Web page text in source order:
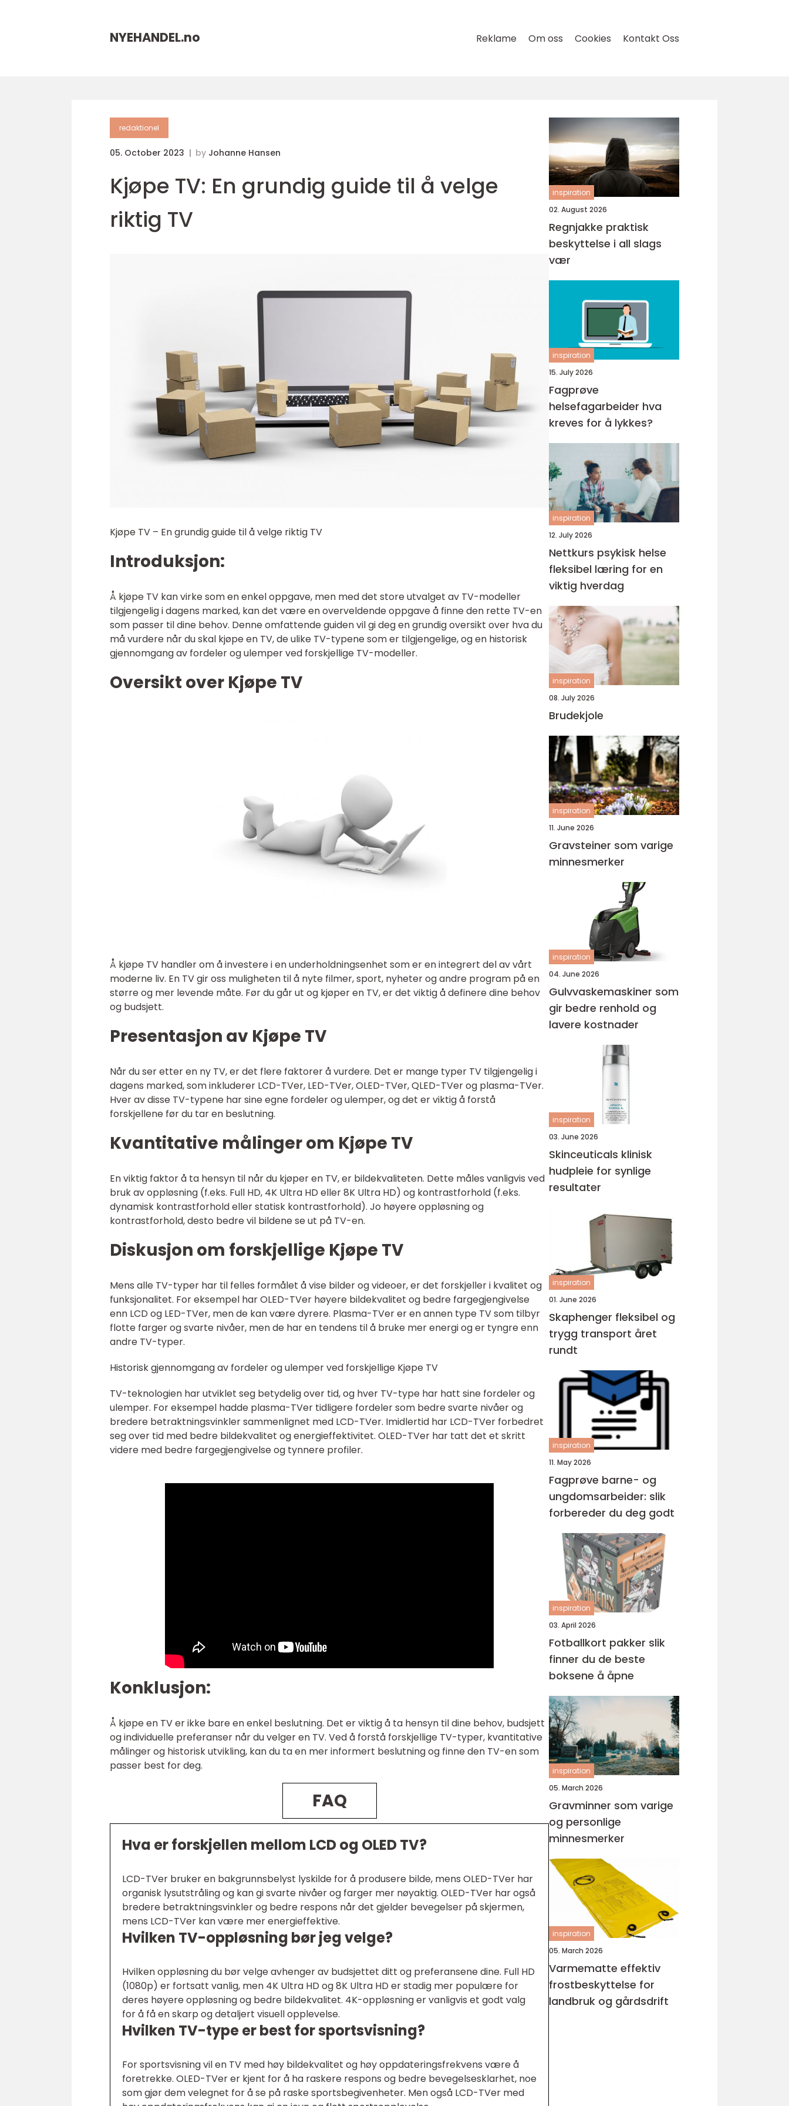
NYEHANDEL.no Reklame Om oss Cookies Kontakt Oss
redaktionel
05. October 2023 by Johanne Hansen
Kjøpe TV: En grundig guide til å velge
riktig TV
Kjøpe TV – En grundig guide til å velge riktig TV
Introduksjon:
Å kjøpe TV kan virke som en enkel oppgave, men med det store utvalget av TV-modeller
tilgjengelig i dagens marked, kan det være en overveldende oppgave å finne den rette TV-en
som passer til dine behov. Denne omfattende guiden vil gi deg en grundig oversikt over hva du
må vurdere når du skal kjøpe en TV, de ulike TV-typene som er tilgjengelige, og en historisk
gjennomgang av fordeler og ulemper ved forskjellige TV-modeller.
Oversikt over Kjøpe TV
Å kjøpe TV handler om å investere i en underholdningsenhet som er en integrert del av vårt
moderne liv. En TV gir oss muligheten til å nyte filmer, sport, nyheter og andre program på en
større og mer levende måte. Før du går ut og kjøper en TV, er det viktig å definere dine behov
og budsjett.
Presentasjon av Kjøpe TV
Når du ser etter en ny TV, er det flere faktorer å vurdere. Det er mange typer TV tilgjengelig i
dagens marked, som inkluderer LCD-TVer, LED-TVer, OLED-TVer, QLED-TVer og plasma-TVer.
Hver av disse TV-typene har sine egne fordeler og ulemper, og det er viktig å forstå
forskjellene før du tar en beslutning.
Kvantitative målinger om Kjøpe TV
En viktig faktor å ta hensyn til når du kjøper en TV, er bildekvaliteten. Dette måles vanligvis ved
bruk av oppløsning (f.eks. Full HD, 4K Ultra HD eller 8K Ultra HD) og kontrastforhold (f.eks.
dynamisk kontrastforhold eller statisk kontrastforhold). Jo høyere oppløsning og
kontrastforhold, desto bedre vil bildene se ut på TV-en.
Diskusjon om forskjellige Kjøpe TV
Mens alle TV-typer har til felles formålet å vise bilder og videoer, er det forskjeller i kvalitet og
funksjonalitet. For eksempel har OLED-TVer høyere bildekvalitet og bedre fargegjengivelse
enn LCD og LED-TVer, men de kan være dyrere. Plasma-TVer er en annen type TV som tilbyr
flotte farger og svarte nivåer, men de har en tendens til å bruke mer energi og er tyngre enn
andre TV-typer.
Historisk gjennomgang av fordeler og ulemper ved forskjellige Kjøpe TV
TV-teknologien har utviklet seg betydelig over tid, og hver TV-type har hatt sine fordeler og
ulemper. For eksempel hadde plasma-TVer tidligere fordeler som bedre svarte nivåer og
bredere betraktningsvinkler sammenlignet med LCD-TVer. Imidlertid har LCD-TVer forbedret
seg over tid med bedre bildekvalitet og energieffektivitet. OLED-TVer har tatt det et skritt
videre med bedre fargegjengivelse og tynnere profiler.
Konklusjon:
Å kjøpe en TV er ikke bare en enkel beslutning. Det er viktig å ta hensyn til dine behov, budsjett
og individuelle preferanser når du velger en TV. Ved å forstå forskjellige TV-typer, kvantitative
målinger og historisk utvikling, kan du ta en mer informert beslutning og finne den TV-en som
passer best for deg.
FAQ
Hva er forskjellen mellom LCD og OLED TV?
LCD-TVer bruker en bakgrunnsbelyst lyskilde for å produsere bilde, mens OLED-TVer har
organisk lysutstråling og kan gi svarte nivåer og farger mer nøyaktig. OLED-TVer har også
bredere betraktningsvinkler og bedre respons når det gjelder bevegelser på skjermen,
mens LCD-TVer kan være mer energieffektive.
Hvilken TV-oppløsning bør jeg velge?
Hvilken oppløsning du bør velge avhenger av budsjettet ditt og preferansene dine. Full HD
(1080p) er fortsatt vanlig, men 4K Ultra HD og 8K Ultra HD er stadig mer populære for
deres høyere oppløsning og bedre bildekvalitet. 4K-oppløsning er vanligvis et godt valg
for å få en skarp og detaljert visuell opplevelse.
Hvilken TV-type er best for sportsvisning?
For sportsvisning vil en TV med høy bildekvalitet og høy oppdateringsfrekvens være å
foretrekke. OLED-TVer er kjent for å ha raskere respons og bedre bevegelsesklarhet, noe
som gjør dem velegnet for å se på raske sportsbegivenheter. Men også LCD-TVer med
inspiration
02. August 2026
Regnjakke praktisk
beskyttelse i all slags
vær
inspiration
15. July 2026
Fagprøve
helsefagarbeider hva
kreves for å lykkes?
inspiration
12. July 2026
Nettkurs psykisk helse
fleksibel læring for en
viktig hverdag
inspiration
08. July 2026
Brudekjole
inspiration
11. June 2026
Gravsteiner som varige
minnesmerker
inspiration
04. June 2026
Gulvvaskemaskiner som
gir bedre renhold og
lavere kostnader
inspiration
03. June 2026
Skinceuticals klinisk
hudpleie for synlige
resultater
inspiration
01. June 2026
Skaphenger fleksibel og
trygg transport året
rundt
inspiration
11. May 2026
Fagprøve barne- og
ungdomsarbeider: slik
forbereder du deg godt
inspiration
03. April 2026
Fotballkort pakker slik
finner du de beste
boksene å åpne
inspiration
05. March 2026
Gravminner som varige
og personlige
minnesmerker
inspiration
05. March 2026
Varmematte effektiv
frostbeskyttelse for
landbruk og gårdsdrift